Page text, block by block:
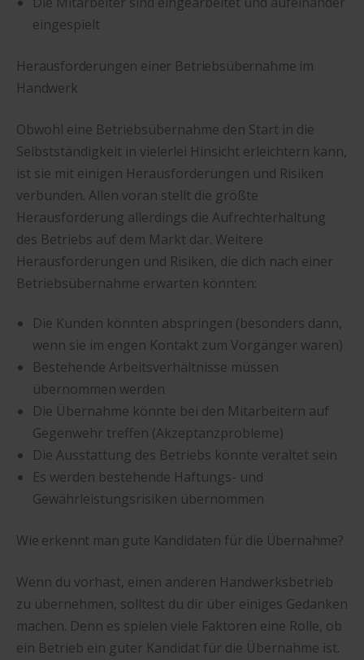
eingespielt
Herausforderungen einer Betriebsübernahme im
Handwerk
Obwohl eine Betriebsübernahme den Start in die
Selbstständigkeit in vielerlei Hinsicht erleichtern kann,
ist sie mit einigen Herausforderungen und Risiken
verbunden. Allen voran stellt die größte
Herausforderung allerdings die Aufrechterhaltung
des Betriebs auf dem Markt dar. Weitere
Herausforderungen und Risiken, die dich nach einer
Betriebsübernahme erwarten könnten:
Die Kunden könnten abspringen (besonders dann,
wenn sie im engen Kontakt zum Vorgänger waren)
Bestehende Arbeitsverhältnisse müssen
übernommen werden
Die Übernahme könnte bei den Mitarbeitern auf
Gegenwehr treffen (Akzeptanzprobleme)
Die Ausstattung des Betriebs könnte veraltet sein
Es werden bestehende Haftungs- und
Gewährleistungsrisiken übernommen
Wie erkennt man gute Kandidaten für die Übernahme?
Wenn du vorhast, einen anderen Handwerksbetrieb
zu übernehmen, solltest du dir über einiges Gedanken
machen. Denn es spielen viele Faktoren eine Rolle, ob
ein Betrieb ein guter Kandidat für die Übernahme ist.